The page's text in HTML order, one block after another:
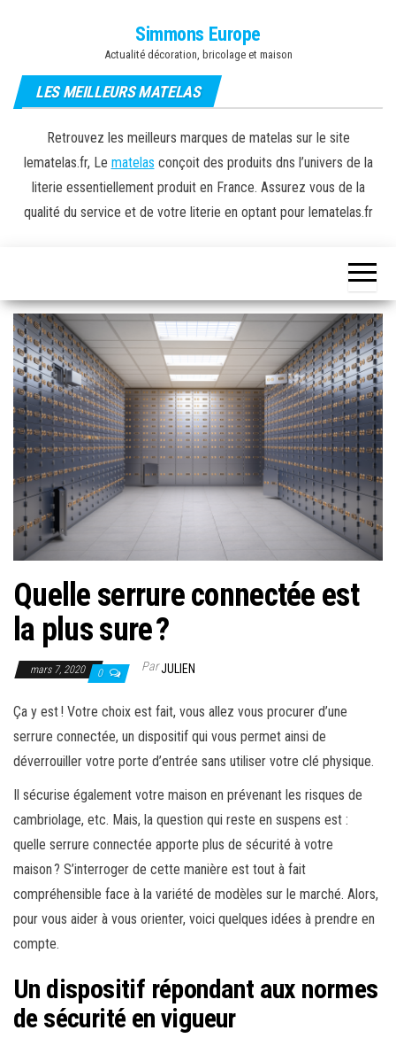
content
Simmons Europe
Actualité décoration, bricolage et maison
LES MEILLEURS MATELAS
Retrouvez les meilleurs marques de matelas sur le site
lematelas.fr, Le matelas conçoit des produits dns l’univers de la
literie essentiellement produit en France. Assurez vous de la
qualité du service et de votre literie en optant pour lematelas.fr
Quelle serrure connectée est
la plus sure ?
mars 7, 2020 0 ParJULIEN
Ça y est ! Votre choix est fait, vous allez vous procurer d’une
serrure connectée, un dispositif qui vous permet ainsi de
déverrouiller votre porte d’entrée sans utiliser votre clé physique.
Il sécurise également votre maison en prévenant les risques de
cambriolage, etc. Mais, la question qui reste en suspens est :
quelle serrure connectée apporte plus de sécurité à votre
maison ? S’interroger de cette manière est tout à fait
compréhensible face à la variété de modèles sur le marché. Alors,
pour vous aider à vous orienter, voici quelques idées à prendre en
compte.
Un dispositif répondant aux normes
de sécurité en vigueur